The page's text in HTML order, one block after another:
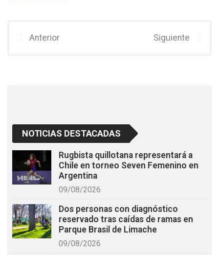
b
er
Anterior Siguiente
NOTICIAS DESTACADAS
Rugbista quillotana representará a
Chile en torneo Seven Femenino en
Argentina
09/08/2026
Dos personas con diagnóstico
reservado tras caídas de ramas en
Parque Brasil de Limache
09/08/2026